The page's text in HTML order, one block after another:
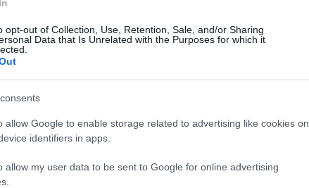
opt-out of Collection, Use, Retention, Sale, and/or Sharing
Data that Is Unrelated with the Purposes for which it
allow Google to enable storage related to advertising like cookies on
identifiers in apps.
allow my user data to be sent to Google for online advertising
többségét negatív érzések kerítik